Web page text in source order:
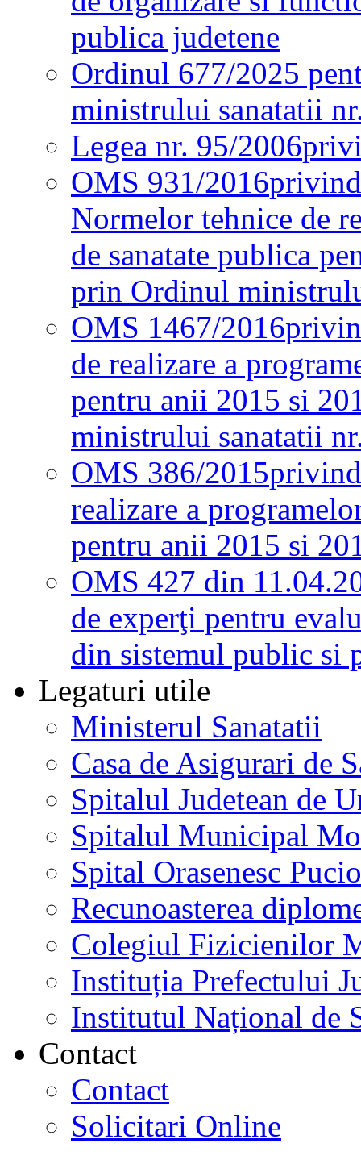
publica judetene
Ordinul 677/2025
ministrului sanatatii
Legea nr. 95/2006
OMS 931/2016
Normelor tehnice de
de sanatate publica
prin Ordinul
OMS 1467/2016
de realizare a
pentru anii 2015 si
ministrului sanatatii
OMS 386/2015
realizare a
pentru anii 2015 si
OMS 427 din
de experţi pentru
din sistemul public si
Legaturi utile
Ministerul Sanatatii
Casa de Asigurari de
Spitalul Judetean de
Spitalul Municipal
Spital Orasenesc
Recunoasterea
Colegiul Fizicienilor
Instituția Prefectului
Institutul Național de
Contact
Contact
Solicitari Online